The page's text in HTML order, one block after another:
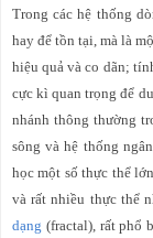
Trong các hệ thống
hay để tồn tại, mà là
hiệu quả và co dãn;
cực kì quan trọng để
nhánh thông thường
sông và hệ thống
học một số thực thể
và rất nhiều thực thể
dạng (fractal), rất phổ